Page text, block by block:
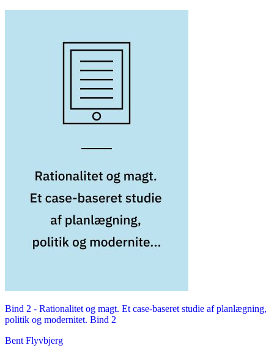
Bind 2 - Rationalitet og magt. Et case-baseret studie af planlægning,
politik og modernitet. Bind 2
Bent Flyvbjerg